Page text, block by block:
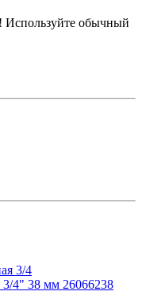
Используйте обычный
3/4" 38 мм 26066238